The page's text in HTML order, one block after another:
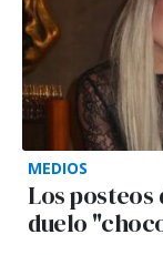
MEDIOS
Los
duelo